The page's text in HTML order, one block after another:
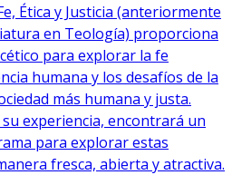
Ética y Justicia (anteriormente
en Teología) proporciona
para explorar la fe
humana y los desafíos de la
más humana y justa.
experiencia, encontrará un
para explorar estas
fresca, abierta y atractiva.